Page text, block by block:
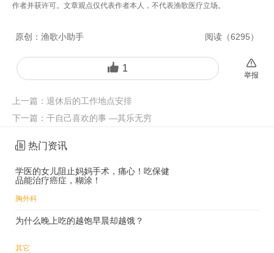
作者并获许可。文章观点仅代表作者本人，不代表渔歌医疗立场。
原创： 渔歌小助手 阅读（6295）
1
举报
上一篇： 退休后的工作地点安排
下一篇： 干自己喜欢的事 —其乐无穷
热门资讯
学医的女儿阻止妈妈手术，痛心！吃保健
品能治疗癌症，糊涂！
胸外科
为什么晚上吃的越饱早晨却越饿？
其它